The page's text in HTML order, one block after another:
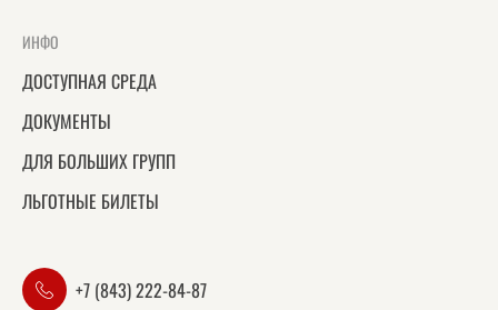
ИНФО
ДОСТУПНАЯ СРЕДА
ДОКУМЕНТЫ
ДЛЯ БОЛЬШИХ ГРУПП
ЛЬГОТНЫЕ БИЛЕТЫ
+7 (843) 222-84-87